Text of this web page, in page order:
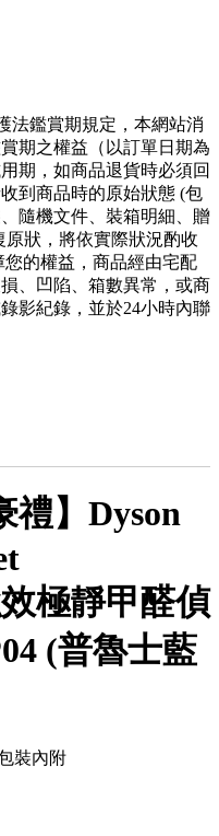
法鑑賞期規定，本網站消
期之權益（以訂單日期為
期，如商品退貨時必須回
到商品時的原始狀態 (包
隨機文件、裝箱明細、贈
狀，將依實際狀況酌收
的權益，商品經由宅配
、凹陷、箱數異常，或商
影紀錄，並於24小時內聯
禮】Dyson
極靜甲醛偵
(普魯士藍
裝內附